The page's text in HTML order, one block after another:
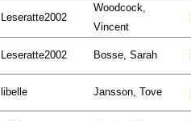
Leseratte2002
Woodcock,
Vincent
Leseratte2002 Bosse, Sarah
libelle Jansson, Tove